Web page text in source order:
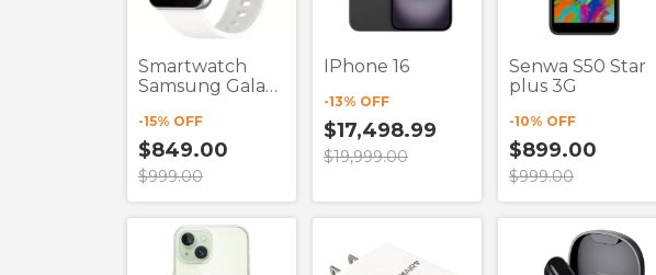
Smartwatch
Samsung Galaxy
-15% OFF
$849.00
$999.00
IPhone 16
-13% OFF
$17,498.99
$19,999.00
Senwa S50 Star
plus 3G
-10% OFF
$899.00
$999.00